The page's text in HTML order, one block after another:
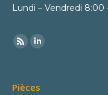
Lundi – Vendredi 8:00
Pièces